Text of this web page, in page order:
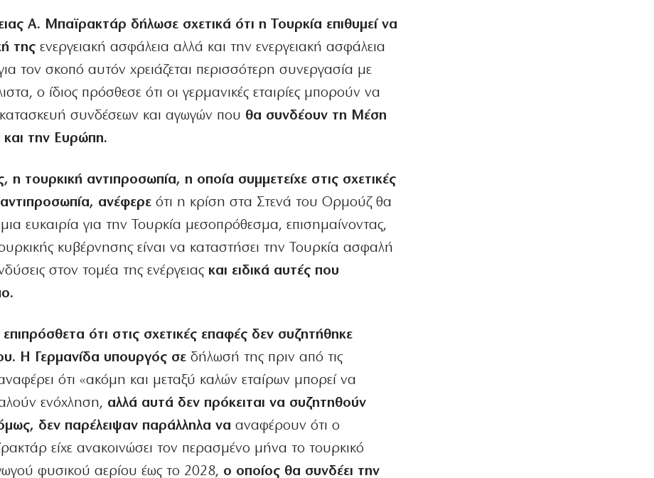
Α. Μπαϊρακτάρ δήλωσε σχετικά ότι η Τουρκία επιθυμεί να
της ενεργειακή ασφάλεια αλλά και την ενεργειακή ασφάλεια
τον σκοπό αυτόν χρειάζεται περισσότερη συνεργασία με
ο ίδιος πρόσθεσε ότι οι γερμανικές εταιρίες μπορούν να
συνδέσεων και αγωγών που θα συνδέουν τη Μέση
την Ευρώπη.
η τουρκική αντιπροσωπία, η οποία συμμετείχε στις σχετικές
ανέφερε ότι η κρίση στα Στενά του Ορμούζ θα
ευκαιρία για την Τουρκία μεσοπρόθεσμα, επισημαίνοντας,
κυβέρνησης είναι να καταστήσει την Τουρκία ασφαλή
στον τομέα της ενέργειαςκαι ειδικά αυτές που
επιπρόσθετα ότι στις σχετικές επαφές δεν συζητήθηκε
Η Γερμανίδα υπουργός σε δήλωσή της πριν από τις
ότι «ακόμη και μεταξύ καλών εταίρων μπορεί να
ενόχληση, αλλά αυτά δεν πρόκειται να συζητηθούν
δεν παρέλειψαν παράλληλα να αναφέρουν ότι ο
είχε ανακοινώσει τον περασμένο μήνα το τουρκικό
φυσικού αερίου έως το 2028, ο οποίος θα συνδέει την